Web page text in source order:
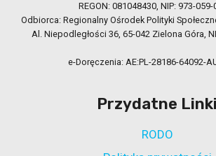
REGON: 081048430, NIP: 973-059-
Odbiorca: Regionalny Ośrodek Polityki
Al. Niepodległości 36, 65-042 Zielona Góra,
e-Doręczenia: AE:PL-28186-64092-
Przydatne Linki
RODO